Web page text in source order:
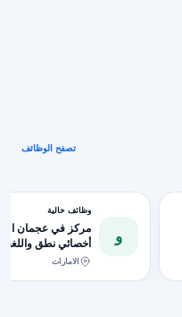
تصفح الوظائف
و
وظائف خالية
خاصة المقابلة
الامارات